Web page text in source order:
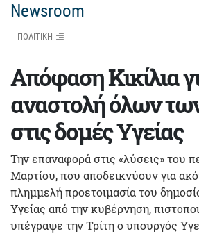
Newsroom
ΠΟΛΙΤΙΚΗ
Απόφαση Κικίλια
αναστολή όλων
στις δομές Υγείας
Την επαναφορά στις «λύσεις» του
Μαρτίου, που αποδεικνύουν για
πλημμελή προετοιμασία του
Υγείας από την κυβέρνηση,
υπέγραψε την Τρίτη ο υπουργός